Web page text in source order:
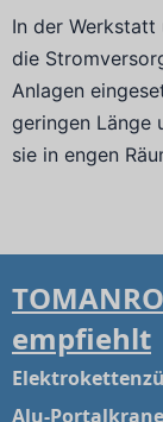
In der
die
Anlagen
geringen Länge
sie in engen
TOMANRO
empfiehlt
Alu-Portalkrane